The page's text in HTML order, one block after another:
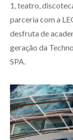
1, teatro,
parceria com a
desfruta de
geração da
SPA.